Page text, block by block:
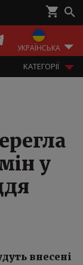
УКРАЇНСЬКА
KАТЕГОРІЇ
ЕФІР
у
внесені